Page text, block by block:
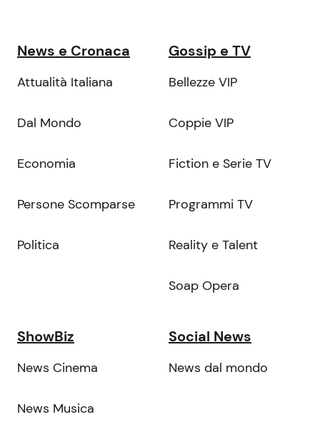
News e Cronaca
Attualità Italiana
Dal Mondo
Economia
Persone Scomparse
Politica
Gossip e TV
Bellezze VIP
Coppie VIP
Fiction e Serie TV
Programmi TV
Reality e Talent
Soap Opera
ShowBiz
News Cinema
News Musica
Social News
News dal mondo